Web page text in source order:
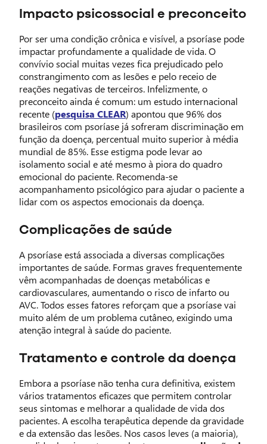
Impacto psicossocial e preconceito
Por ser uma condição crônica e visível, a psoríase pode
impactar profundamente a qualidade de vida. O
convívio social muitas vezes fica prejudicado pelo
constrangimento com as lesões e pelo receio de
reações negativas de terceiros. Infelizmente, o
preconceito ainda é comum: um estudo internacional
recente (pesquisa CLEAR) apontou que 96% dos
brasileiros com psoríase já sofreram discriminação em
função da doença, percentual muito superior à média
mundial de 85%. Esse estigma pode levar ao
isolamento social e até mesmo à piora do quadro
emocional do paciente. Recomenda-se
acompanhamento psicológico para ajudar o paciente a
lidar com os aspectos emocionais da doença.
Complicações de saúde
A psoríase está associada a diversas complicações
importantes de saúde. Formas graves frequentemente
vêm acompanhadas de doenças metabólicas e
cardiovasculares, aumentando o risco de infarto ou
AVC. Todos esses fatores reforçam que a psoríase vai
muito além de um problema cutâneo, exigindo uma
atenção integral à saúde do paciente.
Tratamento e controle da doença
Embora a psoríase não tenha cura definitiva, existem
vários tratamentos eficazes que permitem controlar
seus sintomas e melhorar a qualidade de vida dos
pacientes. A escolha terapêutica depende da gravidade
e da extensão das lesões. Nos casos leves (a maioria),